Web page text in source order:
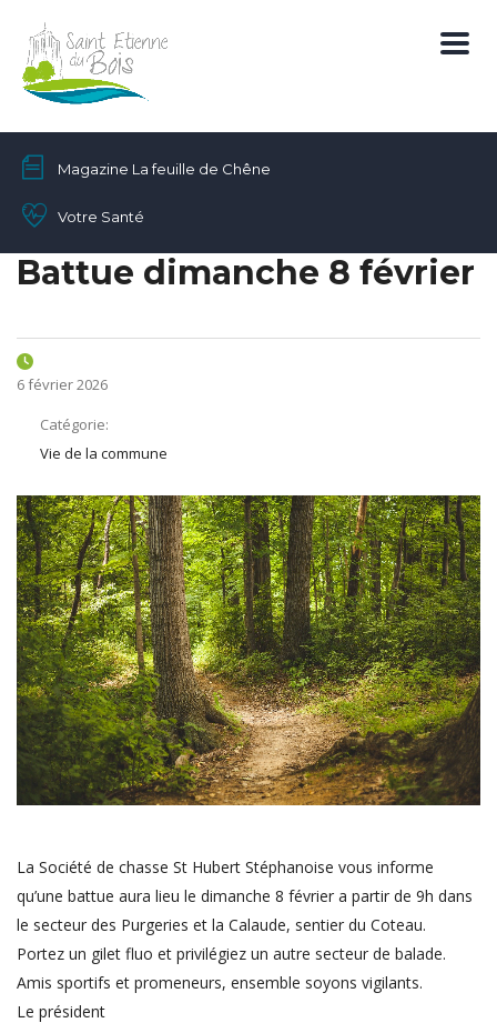
Magazine La feuille de Chêne
Votre Santé
Battue dimanche 8 février
6 février 2026
Catégorie:
Vie de la commune
La Société de chasse St Hubert Stéphanoise vous informe
qu’une battue aura lieu le dimanche 8 février a partir de 9h dans
le secteur des Purgeries et la Calaude, sentier du Coteau.
Portez un gilet fluo et privilégiez un autre secteur de balade.
Amis sportifs et promeneurs, ensemble soyons vigilants.
Le président